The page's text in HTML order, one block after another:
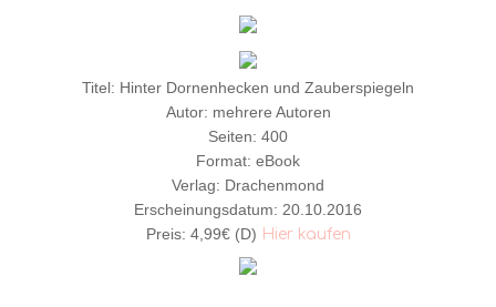
Titel: Hinter Dornenhecken und Zauberspiegeln
Autor: mehrere Autoren
Seiten: 400
Format: eBook
Verlag: Drachenmond
Erscheinungsdatum: 20.10.2016
Preis: 4,99€ (D) Hier kaufen